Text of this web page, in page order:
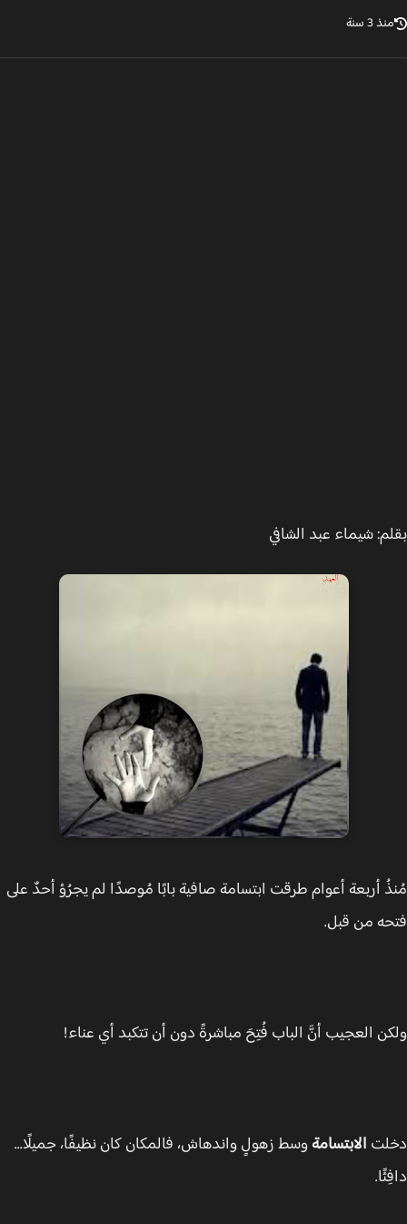
3 سنة
شيماء عبد الشافي
أربعة أعوام طرقت ابتسامة صافية بابًا مُوصدًا لم يجرُؤ أحدٌ على
من قبل.
العجيب أنَّ الباب فُتِحَ مباشرةً دون أن تتكبد أي عناء!
الابتسامةوسط زهولٍ واندهاش، فالمكان كان نظيفًا، جميلًا...